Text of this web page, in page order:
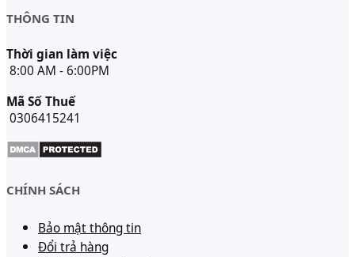
THÔNG TIN
Thời gian làm việc
8:00 AM - 6:00PM
Mã Số Thuế
0306415241
CHÍNH SÁCH
Bảo mật thông tin
Đổi trả hàng